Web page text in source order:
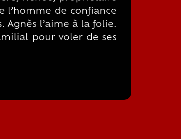
l’homme de confiance
Agnès l’aime à la folie.
pour voler de ses